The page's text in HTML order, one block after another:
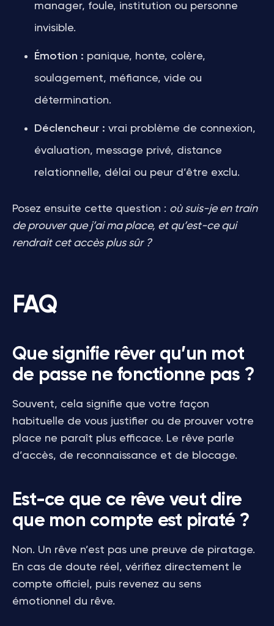
manager, foule, institution ou personne
invisible.
Émotion : panique, honte, colère,
soulagement, méfiance, vide ou
détermination.
Déclencheur : vrai problème de connexion,
évaluation, message privé, distance
relationnelle, délai ou peur d’être exclu.
Posez ensuite cette question : où suis-je en train
de prouver que j’ai ma place, et qu’est-ce qui
rendrait cet accès plus sûr ?
FAQ
Que signifie rêver qu’un mot
de passe ne fonctionne pas ?
Souvent, cela signifie que votre façon
habituelle de vous justifier ou de prouver votre
place ne paraît plus efficace. Le rêve parle
d’accès, de reconnaissance et de blocage.
Est-ce que ce rêve veut dire
que mon compte est piraté ?
Non. Un rêve n’est pas une preuve de piratage.
En cas de doute réel, vérifiez directement le
compte officiel, puis revenez au sens
émotionnel du rêve.